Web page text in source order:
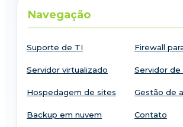
Navegação
Suporte de TI Firewall
Servidor virtualizado Servidor de
Hospedagem de sites Gestão de
Backup em nuvem Contato